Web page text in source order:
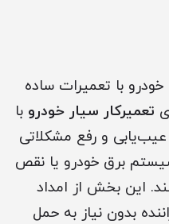
با تعمیرات ساده
تعمیرکار سیار خودرو با
و رفع مشکلاتی
برق خودرو یا نقص
این بخش از امداد
بدون نیاز به حمل